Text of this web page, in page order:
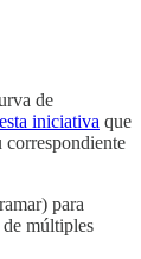
de
esta iniciativa que
correspondiente
para
de múltiples